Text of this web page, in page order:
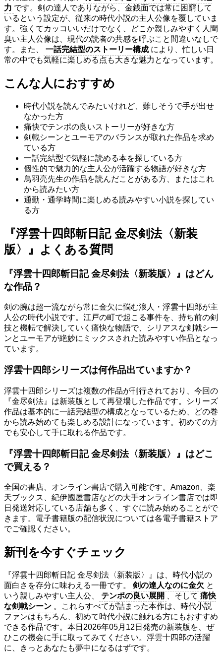
力 です。剣の達人でありながら、金銭面では常に困窮して
いるという設定が、従来の時代小説の主人公像を覆していま
す。強くてカッコいいだけでなく、どこか親しみやすく人間
臭い主人公像は、現代の読者の共感を呼ぶこと間違いなしで
す。また、
一話完結型のストーリー構成 により、忙しい日
常の中でも気軽に楽しめる点も大きな魅力となっています。
こんな人におすすめ
時代小説を読んでみたいけれど、難しそうで手が出せ
なかった方
痛快でテンポの良いストーリーが好きな方
剣戟シーンとユーモアのバランスが取れた作品を求め
ている方
一話完結型で気軽に読める本を探している方
個性的で魅力的な主人公が活躍する物語が好きな方
鳥羽亮先生の作品を読んだことがある方、またはこれ
から読みたい方
通勤・通学時間に楽しめる読みやすい小説を探してい
る方
『浮雲十四郎斬日記 金尽剣法〈新装
版〉』よくある質問
『浮雲十四郎斬日記 金尽剣法〈新装版〉』はどん
な作品？
剣の腕は超一流ながら常に金欠に悩む浪人・浮雲十四郎が主
人公の時代小説です。江戸の町で起こる事件を、持ち前の剣
技と機転で解決していく痛快な物語で、シリアスな剣戟シー
ンとユーモアが絶妙にミックスされた読みやすい作品となっ
ています。
浮雲十四郎シリーズは何作品出ていますか？
浮雲十四郎シリーズは複数の作品が刊行されており、今回の
『金尽剣法』は新装版として再登場した作品です。シリーズ
作品は基本的に一話完結型の構成となっているため、どの巻
から読み始めても楽しめる設計になっています。初めての方
でも安心して手に取れる作品です。
『浮雲十四郎斬日記 金尽剣法〈新装版〉』はどこ
で買える？
全国の書店、オンライン書店で購入可能です。Amazon、楽
天ブックス、紀伊國屋書店などの大手オンライン書店では即
日発送対応している店舗も多く、すぐに読み始めることがで
きます。電子書籍版の配信状況については各電子書籍ストア
でご確認ください。
新刊を今すぐチェック
『浮雲十四郎斬日記 金尽剣法〈新装版〉』は、時代小説の
面白さを存分に味わえる一冊です。
剣の達人なのに金欠 と
いう親しみやすい主人公、
テンポの良い展開 、そして 痛快
な剣戟シーン 。これらすべてが詰まった本作は、時代小説
ファンはもちろん、初めて時代小説に触れる方にもおすすめ
できる作品です。本日2026年05月12日発売の新装版を、ぜ
ひこの機会に手に取ってみてください。浮雲十四郎の活躍
に、きっとあなたも夢中になるはずです。